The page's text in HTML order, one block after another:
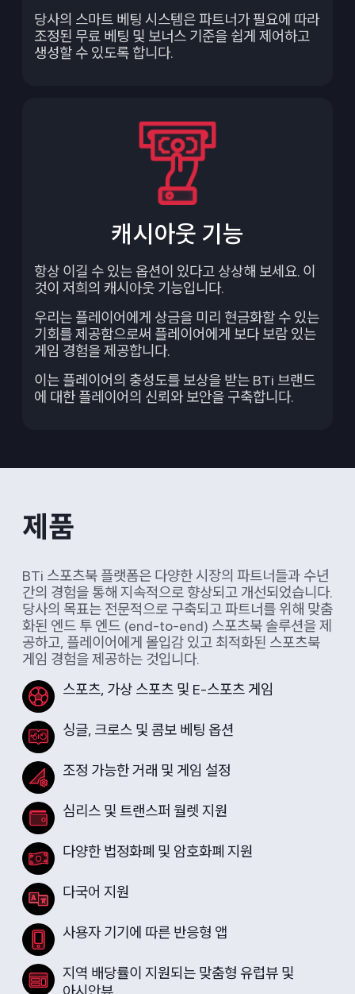
당사의 스마트 베팅 시스템은 파트너가 필요에 따라
조정된 무료 베팅 및 보너스 기준을 쉽게 제어하고
생성할 수 있도록 합니다.
캐시아웃 기능
항상 이길 수 있는 옵션이 있다고 상상해 보세요. 이
것이 저희의 캐시아웃 기능입니다.
우리는 플레이어에게 상금을 미리 현금화할 수 있는
기회를 제공함으로써 플레이어에게 보다 보람 있는
게임 경험을 제공합니다.
이는 플레이어의 충성도를 보상을 받는 BTi 브랜드
에 대한 플레이어의 신뢰와 보안을 구축합니다.
제품
BTi 스포츠북 플랫폼은 다양한 시장의 파트너들과 수년
간의 경험을 통해 지속적으로 향상되고 개선되었습니다.
당사의 목표는 전문적으로 구축되고 파트너를 위해 맞춤
화된 엔드 투 엔드 (end-to-end) 스포츠북 솔루션을 제
공하고, 플레이어에게 몰입감 있고 최적화된 스포츠북
게임 경험을 제공하는 것입니다.
스포츠, 가상 스포츠 및 E-스포츠 게임
싱글, 크로스 및 콤보 베팅 옵션
조정 가능한 거래 및 게임 설정
심리스 및 트랜스퍼 월렛 지원
다양한 법정화폐 및 암호화폐 지원
다국어 지원
사용자 기기에 따른 반응형 앱
지역 배당률이 지원되는 맞춤형 유럽뷰 및